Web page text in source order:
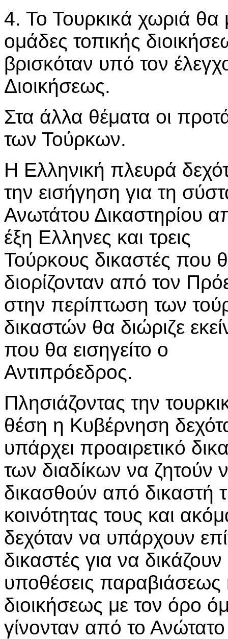
4. Το Τουρκικά χωριά
ομάδες τοπικής
βρισκόταν υπό τον
Διοικήσεως.
Στα άλλα θέματα οι
των Τούρκων.
Η Ελληνική πλευρά
την εισήγηση για τη
Ανωτάτου Δικαστηρίου
έξη Ελληνες και τρεις
Τούρκους δικαστές που
διορίζονταν από τον
στην περίπτωση των
δικαστών θα διώριζε
που θα εισηγείτο ο
Αντιπρόεδρος.
Πλησιάζοντας την
θέση η Κυβέρνηση
υπάρχει προαιρετικό
των διαδίκων να ζητούν
δικασθούν από δικαστή
κοινότητας τους και
δεχόταν να υπάρχουν
δικαστές για να δικάζουν
υποθέσεις παραβιάσεως
διοικήσεως με τον όρο
γίνονταν από το